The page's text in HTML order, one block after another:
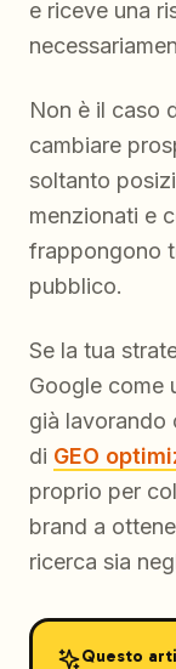
e riceve una
Non è il caso
cambiare
soltanto
menzionati e
frappongono
pubblico.
Se la tua
Google come
già lavorando
di GEO
proprio per
brand a
ricerca sia
Questo